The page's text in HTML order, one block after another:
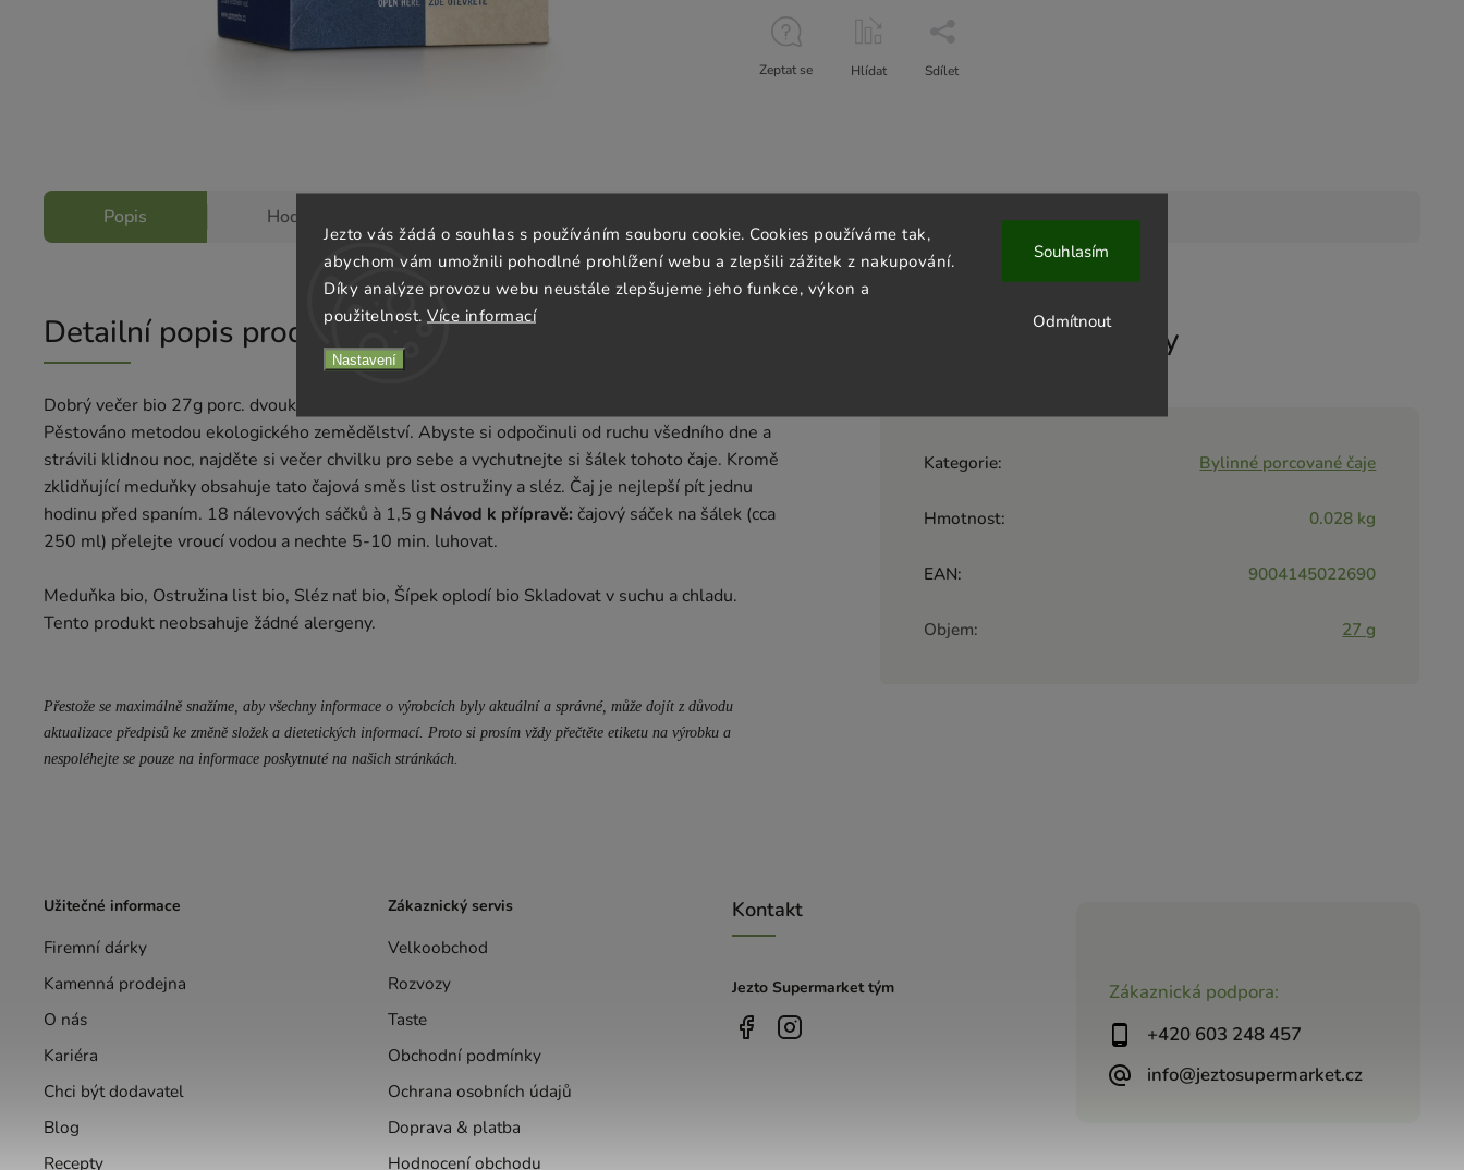
Jezto vás žádá o souhlas s používáním souboru cookie. Cookies používáme tak,
abychom vám umožnili pohodlné prohlížení webu a zlepšili zážitek z nakupování.
Díky analýze provozu webu neustále zlepšujeme jeho funkce, výkon a
použitelnost. Více informací
Nastavení
Odmítnout
Souhlasím
Zeptat se Hlídat Sdílet
Popis Hodnocení
Detailní popis produktu
Dobrý večer bio 27g porc. dvoukomorový od výrobce Sonnentor. Produkt v bio kvalitě.
Pěstováno metodou ekologického zemědělství. Abyste si odpočinuli od ruchu všedního dne a
strávili klidnou noc, najděte si večer chvilku pro sebe a vychutnejte si šálek tohoto čaje. Kromě
zklidňující meduňky obsahuje tato čajová směs list ostružiny a sléz. Čaj je nejlepší pít jednu
hodinu před spaním. 18 nálevových sáčků à 1,5 g Návod k přípravě: čajový sáček na šálek (cca
250 ml) přelejte vroucí vodou a nechte 5-10 min. luhovat.
Meduňka bio, Ostružina list bio, Sléz nať bio, Šípek oplodí bio Skladovat v suchu a chladu.
Tento produkt neobsahuje žádné alergeny.
Přestože se maximálně snažíme, aby všechny informace o výrobcích byly aktuální a správné, může dojít z důvodu
aktualizace předpisů ke změně složek a dietetických informací. Proto si prosím vždy přečtěte etiketu na výrobku a
nespoléhejte se pouze na informace poskytnuté na našich stránkách.
Doplňkové parametry
Kategorie: Bylinné porcované čaje
Hmotnost: 0.028 kg
EAN: 9004145022690
Objem: 27 g
Zákaznická podpora:
+420 603 248 457
info@jeztosupermarket.cz
Užitečné informace
Firemní dárky
Kamenná prodejna
O nás
Kariéra
Chci být dodavatel
Blog
Recepty
Zákaznický servis
Velkoobchod
Rozvozy
Taste
Obchodní podmínky
Ochrana osobních údajů
Doprava & platba
Hodnocení obchodu
Kontakt
Jezto Supermarket tým